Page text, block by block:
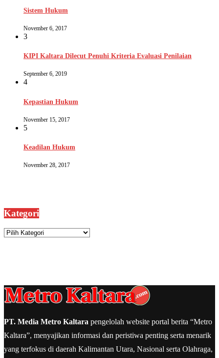
Sistem Hukum
November 6, 2017
3
KIPI Kaltara Dilecut Penuhi Kriteria Evaluasi Penilaian
September 6, 2019
4
Kepastian Hukum
November 15, 2017
5
Keadilan Hukum
November 28, 2017
Kategori
Kategori
PT. Media Metro Kaltara pengelolah website portal berita “Metro
Kaltara”, menyajikan informasi dan peristiwa penting serta menarik
yang terfokus di daerah Kalimantan Utara, Nasional serta Olahraga,